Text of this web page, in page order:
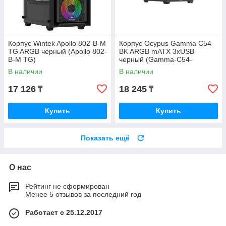
Корпус Wintek Apollo 802-B-M
TG ARGB черный (Apollo 802-
B-M TG)
В наличии
17 126 ₸
Купить
Корпус Ocypus Gamma C54
BK ARGB mATX 3xUSB
черный (Gamma-C54-
BKD300XX-GL)
В наличии
18 245 ₸
Купить
Показать ещё
О нас
Рейтинг не сформирован
Менее 5 отзывов за последний год
Работает с 25.12.2017